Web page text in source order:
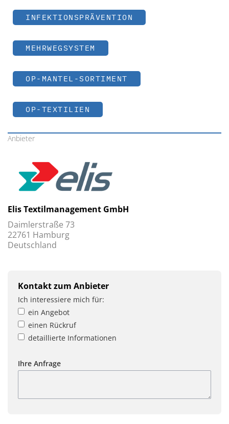
INFEKTIONSPRÄVENTION
MEHRWEGSYSTEM
OP-MANTEL-SORTIMENT
OP-TEXTILIEN
Anbieter
Elis Textilmanagement GmbH
Daimlerstraße 73
22761 Hamburg
Deutschland
Kontakt zum Anbieter
Ich interessiere mich für:
ein Angebot
einen Rückruf
detaillierte Informationen
Ihre Anfrage